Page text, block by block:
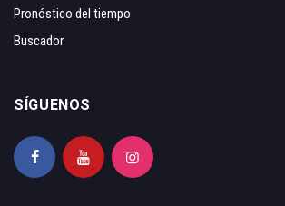
Pronóstico del tiempo
Buscador
SÍGUENOS